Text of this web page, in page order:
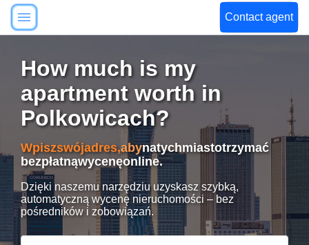
Contact agent
How much is my
apartment worth in
Polkowicach?
Wpiszswójadres,abynatychmiastotrzymać
bezpłatnąwycenęonline.
Dzięki naszemu narzędziu uzyskasz szybką,
automatyczną wycenę nieruchomości – bez
pośredników i zobowiązań.